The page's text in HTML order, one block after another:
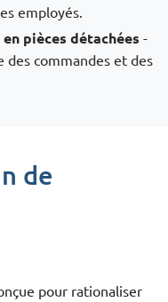
employés.
pièces détachées -
des commandes et des
de
pour rationaliser